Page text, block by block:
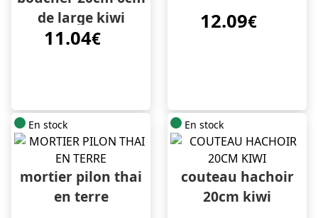
de large kiwi
11.04€
12.09€
En stock
mortier pilon thai
en terre
En stock
couteau hachoir
20cm kiwi